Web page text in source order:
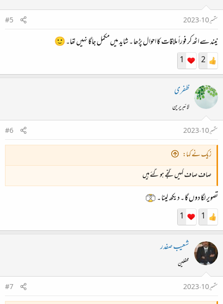
ستمبر 10، 2023
#5
نیند سے اٹھ کر فوراً ملاقات کا احوال پڑھا ۔ شاید میں مکمل جاگا نہیں تھا۔ 🙂
2
1
ظفری
لائبریرین
ستمبر 10، 2023
#6
زیک نے کہا:
صاف صاف کہیں گنجے ہو گئے ہیں
تصویر لگا دوں گا ۔ دیکھ لینا ۔
1
1
شعیب صفدر
محفلین
ستمبر 10، 2023
#7